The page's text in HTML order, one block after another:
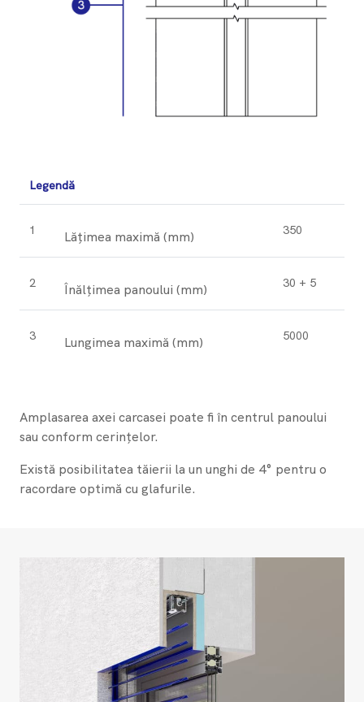
Legendă
1 Lățimea maximă (mm) 350
2 Înălțimea panoului (mm) 30 + 5
3 Lungimea maximă (mm) 5000
Amplasarea axei carcasei poate fi în centrul panoului
sau conform cerințelor.
Există posibilitatea tăierii la un unghi de 4° pentru o
racordare optimă cu glafurile.